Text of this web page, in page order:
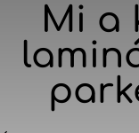
Mi a